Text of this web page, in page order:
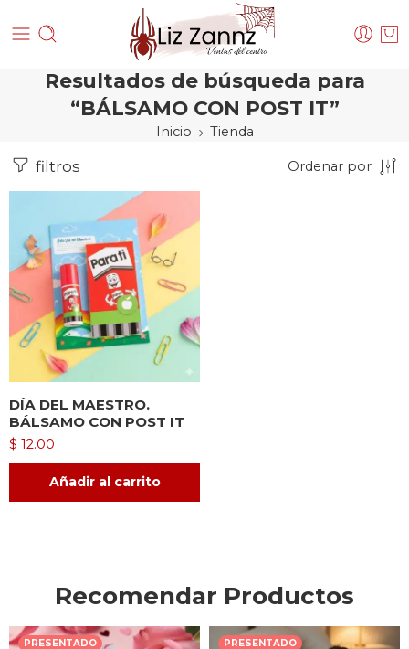
Resultados de búsqueda para
“BÁLSAMO CON POST IT”
Inicio Tienda
filtros Ordenar por
DÍA DEL MAESTRO.
BÁLSAMO CON POST IT
$ 12.00
Añadir al carrito
Recomendar Productos
PRESENTADO PRESENTADO